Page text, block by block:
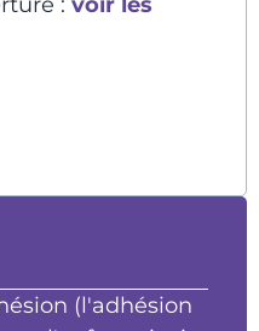
(l'adhésion